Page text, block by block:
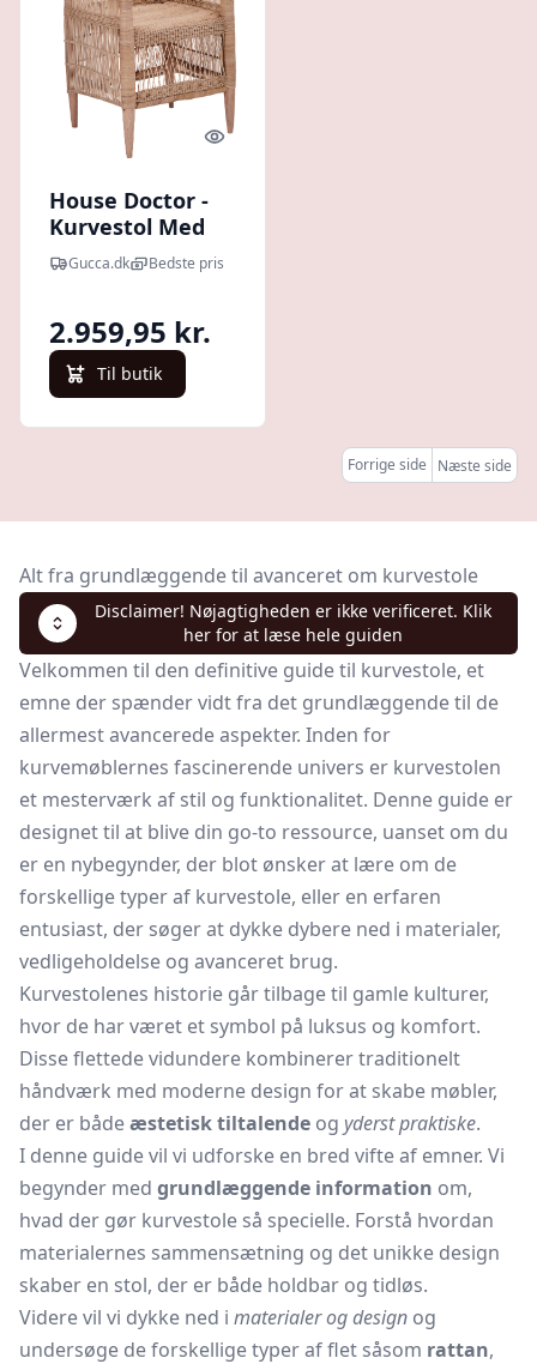
Quick look
House Doctor -
Kurvestol Med
Armlæn - Rika -
Natur -
Gucca.dk Bedste pris
2.959,95 kr.
Til butik
Forrige side Næste side
Alt fra grundlæggende til avanceret om kurvestole
Disclaimer! Nøjagtigheden er ikke verificeret. Klik
her for at læse hele guiden
Velkommen til den definitive guide til kurvestole, et
emne der spænder vidt fra det grundlæggende til de
allermest avancerede aspekter. Inden for
kurvemøblernes fascinerende univers er kurvestolen
et mesterværk af stil og funktionalitet. Denne guide er
designet til at blive din go-to ressource, uanset om du
er en nybegynder, der blot ønsker at lære om de
forskellige typer af kurvestole, eller en erfaren
entusiast, der søger at dykke dybere ned i materialer,
vedligeholdelse og avanceret brug.
Kurvestolenes historie går tilbage til gamle kulturer,
hvor de har været et symbol på luksus og komfort.
Disse flettede vidundere kombinerer traditionelt
håndværk med moderne design for at skabe møbler,
der er bådeæstetisk tiltalende og yderst praktiske.
I denne guide vil vi udforske en bred vifte af emner. Vi
begynder med grundlæggende information om,
hvad der gør kurvestole så specielle. Forstå hvordan
materialernes sammensætning og det unikke design
skaber en stol, der er både holdbar og tidløs.
Videre vil vi dykke ned i materialer og design og
undersøge de forskellige typer af flet såsom rattan,